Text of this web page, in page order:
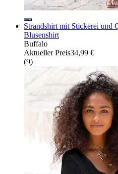
Strandshirt mit Stickerei und
Blusenshirt
Buffalo
Aktueller Preis34,99 €
(9)